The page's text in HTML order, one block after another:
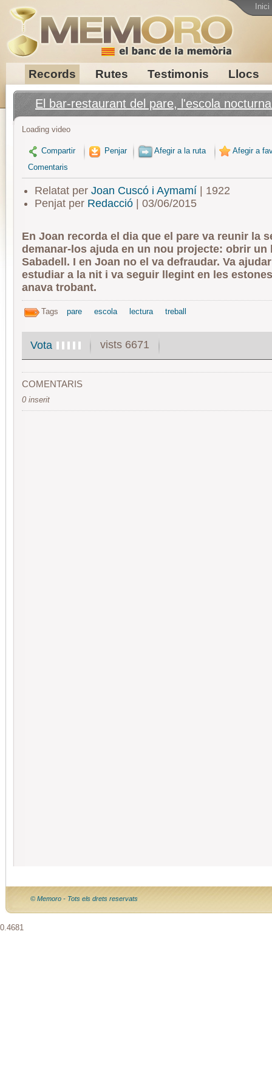
Records Rutes Testimonis Llocs
Inici
El bar-restaurant del pare, l'escola
Loading video
Compartir Penjar Afegir a la ruta
Afegir a
Comentaris
Relatat per Joan Cuscó i Aymamí | 1922
Penjat per Redacció| 03/06/2015
En Joan recorda el dia que el pare va reunir la
demanar-los ajuda en un nou projecte: obrir un
Sabadell. I en Joan no el va defraudar. Va
estudiar a la nit i va seguir llegint en les
anava trobant.
Tags pare escola lectura treball
Vota vists 6671
COMENTARIS
0 inserit
© Memoro - Tots els drets reservats
0.4681